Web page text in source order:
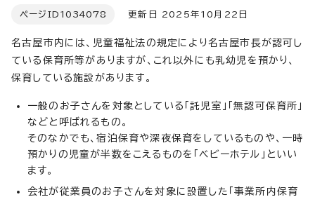
ページID 1034078 更新日 2025年10月22日
名古屋市内には、児童福祉法の規定により名古屋市長が認可し
ている保育所等がありますが、これ以外にも乳幼児を預かり、
保育している施設があります。
一般のお子さんを対象としている「託児室」「無認可保育所」
などと呼ばれるもの。
そのなかでも、宿泊保育や深夜保育をしているものや、一時
預かりの児童が半数をこえるものを「ベビーホテル」といい
ます。
会社が従業員のお子さんを対象に設置した「事業所内保育